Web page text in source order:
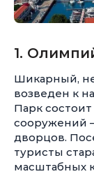
1.
Шикарный,
возведен к
Парк
сооружений
дворцов.
туристы
масштабных